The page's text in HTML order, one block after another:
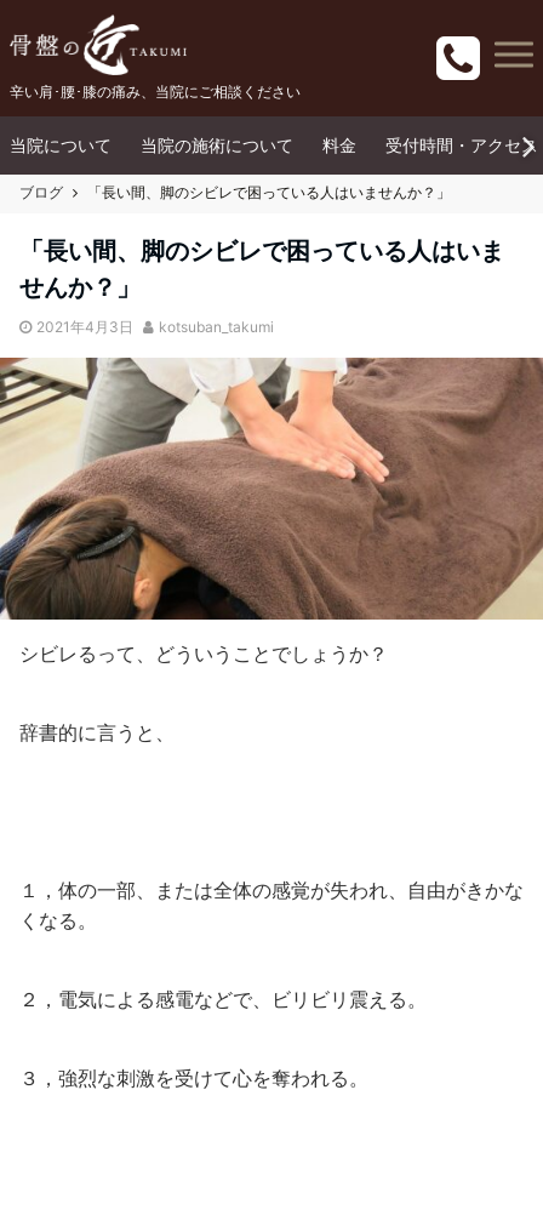
辛い肩･腰･膝の痛み、当院にご相談ください
当院について 当院の施術について 料金 受付時間・アクセス
ブログ 「長い間、脚のシビレで困っている人はいませんか？」
「長い間、脚のシビレで困っている人はいま
せんか？」
2021年4月3日 kotsuban_takumi
シビレるって、どういうことでしょうか？
辞書的に言うと、
１，体の一部、または全体の感覚が失われ、自由がきかな
くなる。
２，電気による感電などで、ビリビリ震える。
３，強烈な刺激を受けて心を奪われる。